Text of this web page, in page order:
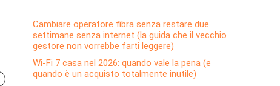
Cambiare operatore fibra senza restare due
settimane senza internet (la guida che il vecchio
gestore non vorrebbe farti leggere)
Wi-Fi 7 casa nel 2026: quando vale la pena (e
quando è un acquisto totalmente inutile)